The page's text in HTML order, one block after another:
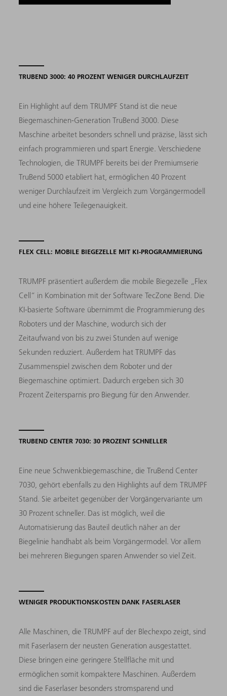
TRUBEND 3000: 40 PROZENT WENIGER DURCHLAUFZEIT
Ein Highlight auf dem TRUMPF Stand ist die neue
Biegemaschinen-Generation TruBend 3000. Diese
Maschine arbeitet besonders schnell und präzise, lässt sich
einfach programmieren und spart Energie. Verschiedene
Technologien, die TRUMPF bereits bei der Premiumserie
TruBend 5000 etabliert hat, ermöglichen 40 Prozent
weniger Durchlaufzeit im Vergleich zum Vorgängermodell
und eine höhere Teilegenauigkeit.
FLEX CELL: MOBILE BIEGEZELLE MIT KI-PROGRAMMIERUNG
TRUMPF präsentiert außerdem die mobile Biegezelle „Flex
Cell“ in Kombination mit der Software TecZone Bend. Die
KI-basierte Software übernimmt die Programmierung des
Roboters und der Maschine, wodurch sich der
Zeitaufwand von bis zu zwei Stunden auf wenige
Sekunden reduziert. Außerdem hat TRUMPF das
Zusammenspiel zwischen dem Roboter und der
Biegemaschine optimiert. Dadurch ergeben sich 30
Prozent Zeitersparnis pro Biegung für den Anwender.
TRUBEND CENTER 7030: 30 PROZENT SCHNELLER
Eine neue Schwenkbiegemaschine, die TruBend Center
7030, gehört ebenfalls zu den Highlights auf dem TRUMPF
Stand. Sie arbeitet gegenüber der Vorgängervariante um
30 Prozent schneller. Das ist möglich, weil die
Automatisierung das Bauteil deutlich näher an der
Biegelinie handhabt als beim Vorgängermodel. Vor allem
bei mehreren Biegungen sparen Anwender so viel Zeit.
WENIGER PRODUKTIONSKOSTEN DANK FASERLASER
Alle Maschinen, die TRUMPF auf der Blechexpo zeigt, sind
mit Faserlasern der neusten Generation ausgestattet.
Diese bringen eine geringere Stellfläche mit und
ermöglichen somit kompaktere Maschinen. Außerdem
sind die Faserlaser besonders stromsparend und